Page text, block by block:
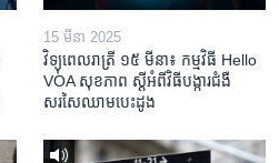
15 មីនា 2025
វិទ្យុពេលរាត្រី ១៥ មីនា៖ កម្មវិធី ​Hello
VOA សុខភាព ស្ដី​អំពី​វិធី​បង្ការ​ជំងឺ​
សរសៃ​ឈាម​បេះដូង